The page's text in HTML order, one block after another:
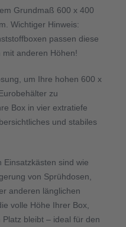
Grundmaß 600 x 400
Wichtiger Hinweis:
passen diese
mit anderen Höhen!
um Ihre hohen 600 x
zu
Box in vier extratiefe
und stabiles
sind wie
von Sprühdosen,
anderen länglichen
volle Höhe Ihrer Box,
bleibt – ideal für den